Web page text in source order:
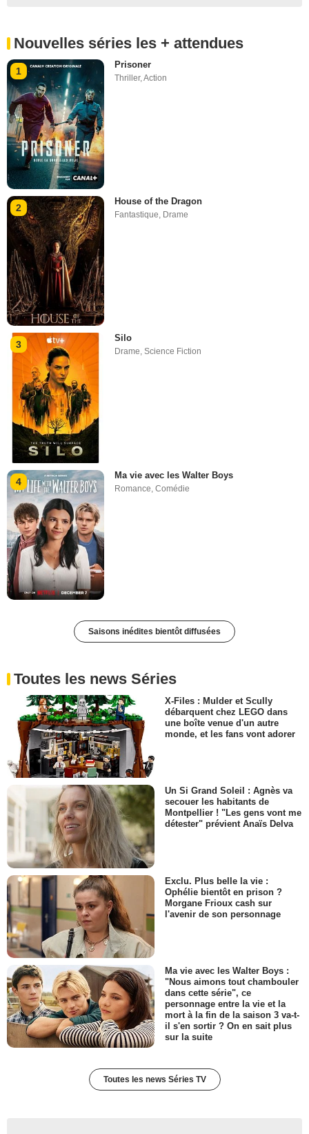
Nouvelles séries les + attendues
1
Prisoner
Thriller,Action
2
House of the Dragon
Fantastique, Drame
3
Silo
Drame,Science Fiction
4
Ma vie avec les Walter Boys
Romance ,Comédie
Saisons inédites bientôt diffusées
Toutes les news Séries
X-Files : Mulder et Scully
débarquent chez LEGO dans
une boîte venue d'un autre
monde, et les fans vont adorer
Un Si Grand Soleil : Agnès va
secouer les habitants de
Montpellier ! "Les gens vont me
détester" prévient Anaïs Delva
Exclu. Plus belle la vie :
Ophélie bientôt en prison ?
Morgane Frioux cash sur
l'avenir de son personnage
Ma vie avec les Walter Boys :
"Nous aimons tout chambouler
dans cette série", ce
personnage entre la vie et la
mort à la fin de la saison 3 va-t-
il s'en sortir ? On en sait plus
sur la suite
Toutes les news Séries TV